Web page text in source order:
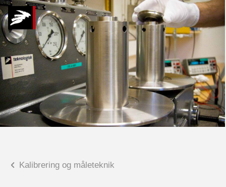
Kalibrering og måleteknik
Praktiske spørgsmål
Spørgsmål til tilmelding, forplejning,
afholdelsessted m.m.
Kenn Øholm
Hvad kan vi hjælpe
dig med?